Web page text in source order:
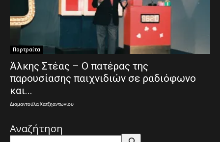
Πορτραίτα
Άλκης Στέας – Ο πατέρας της
παρουσίασης παιχνιδιών σε ραδιόφωνο
και...
Διαμαντούλα Χατζηαντωνίου
Αναζήτηση